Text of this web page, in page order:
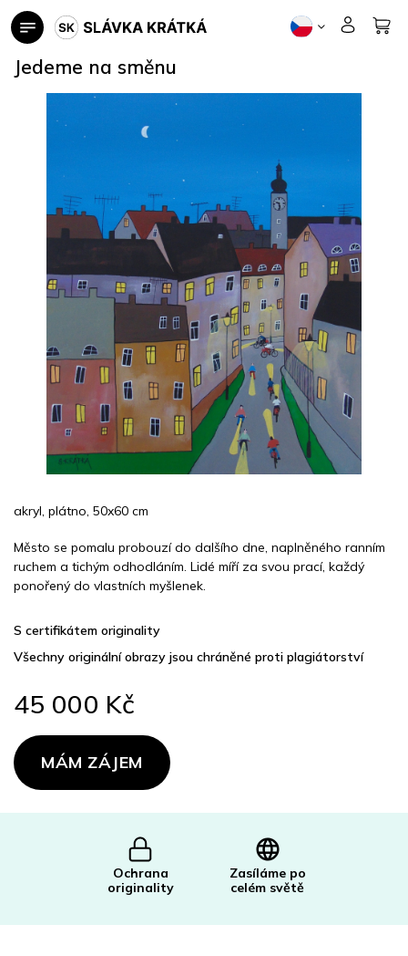
Přejít
na
Jedeme na směnu
S certifikátem originality
Všechny originální obrazy jsou chráněné proti plagiátorství
45 000 Kč
Měrná
cena:MÁM ZÁJEM
akryl, plátno, 50x60 cm
Město se pomalu probouzí do dalšího dne, naplněného ranním
ruchem a tichým odhodláním. Lidé míří za svou prací, každý
ponořený do vlastních myšlenek.
Ochrana
originality
Zasíláme po
celém světě